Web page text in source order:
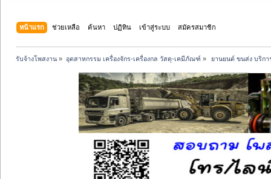
หน้าแรก ช่วยเหลือ ค้นหา ปฏิทิน เข้าสู่ระบบ สมัครสมาชิก
รับจ้างโพสงาน » อุตสาหกรรม เครื่องจักร-เครื่องกล วัสดุ-เคมีภัณฑ์ » ยานยนต์ ขนส่ง บริก